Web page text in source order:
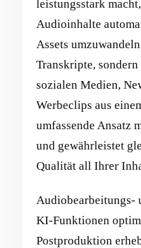
leistungsstark
Audioinhalte
Assets
Transkripte,
sozialen Medien,
Werbeclips aus
umfassende Ansatz
und gewährleistet
Qualität all Ihrer
Audiobearbeitungs-
KI-Funktionen
Postproduktion